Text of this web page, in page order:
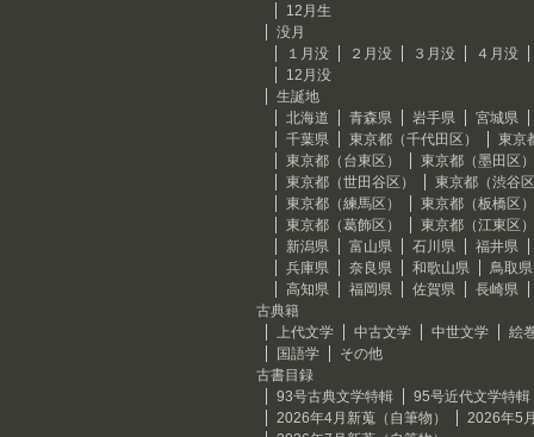
12月生
没月
１月没
２月没 ３月没
４月没
12月没
生誕地
北海道
青森県 岩手県
宮城県
千葉県
東京都（千代田区）
東京
東京都（台東区）
東京都（墨田区）
東京都（世田谷区）
東京都（渋谷
東京都（練馬区）
東京都（板橋区）
東京都（葛飾区）
東京都（江東区）
新潟県
富山県 石川県
福井県
兵庫県
奈良県 和歌山県
鳥取県
高知県
福岡県 佐賀県
長崎県
古典籍
上代文学
中古文学 中世文学
絵
国語学
その他
古書目録
93号古典文学特輯
95号近代文学特輯
2026年4月新蒐（自筆物）
2026年5